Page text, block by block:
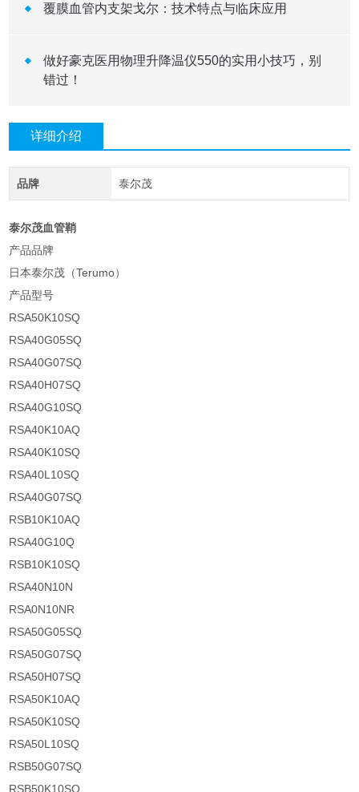
覆膜血管内支架戈尔：技术特点与临床应用
做好豪克医用物理升降温仪550的实用小技巧，别
错过！
详细介绍
品牌 泰尔茂
泰尔茂血管鞘
产品品牌
日本泰尔茂（Terumo）
产品型号
RSA50K10SQ
RSA40G05SQ
RSA40G07SQ
RSA40H07SQ
RSA40G10SQ
RSA40K10AQ
RSA40K10SQ
RSA40L10SQ
RSA40G07SQ
RSB10K10AQ
RSA40G10Q
RSB10K10SQ
RSA40N10N
RSA0N10NR
RSA50G05SQ
RSA50G07SQ
RSA50H07SQ
RSA50K10AQ
RSA50K10SQ
RSA50L10SQ
RSB50G07SQ
RSB50K10SQ